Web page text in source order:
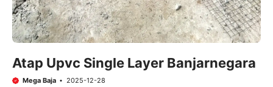
Atap Upvc Single Layer Banjarnegara
Mega Baja 2025-12-28